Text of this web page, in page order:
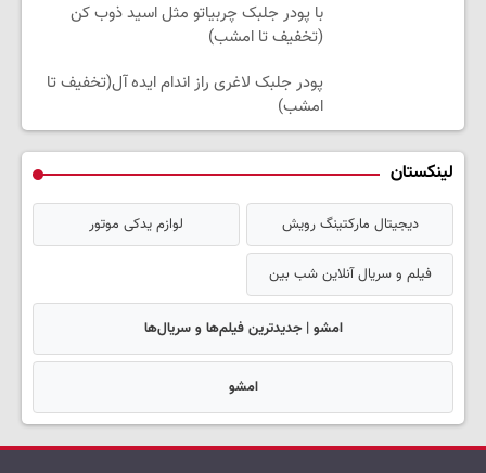
با پودر جلبک چربیاتو مثل اسید ذوب کن
(تخفیف تا امشب)
پودر جلبک لاغری راز اندام ایده آل(تخفیف تا
امشب)
لینکستان
دیجیتال مارکتینگ رویش لوازم یدکی موتور
فیلم و سریال آنلاین شب بین
امشو | جدیدترین فیلم‌ها و سریال‌ها
امشو